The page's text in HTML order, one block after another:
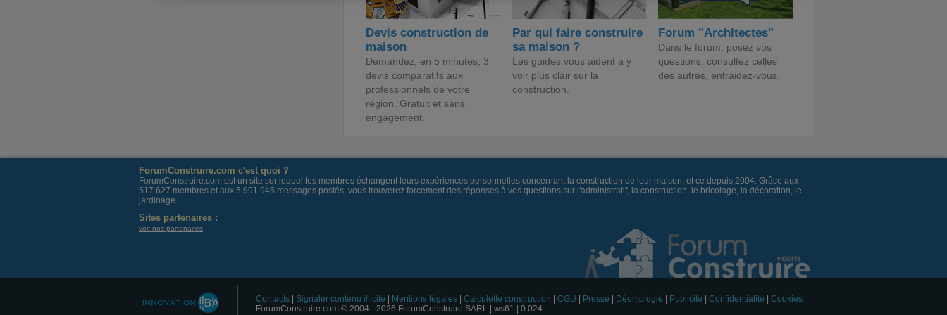
Devis construction de
maison
Demandez, en 5 minutes, 3
devis comparatifs aux
professionnels de votre
région. Gratuit et sans
engagement.
Par qui faire construire
sa maison ?
Les guides vous aident à y
voir plus clair sur la
construction.
Forum "Architectes"
Dans le forum, posez vos
questions, consultez celles
des autres, entraidez-vous.
ForumConstruire.com c'est quoi ?
ForumConstruire.com est un site sur lequel les membres échangent leurs expériences personnelles concernant la construction de leur maison, et ce depuis 2004. Grâce aux
517 627 membres et aux 5 991 945 messages postés, vous trouverez forcement des réponses à vos questions sur l'administratif, la construction, le bricolage, la décoration, le
jardinage ...
Sites partenaires :
voir nos partenaires
Contacts Signaler contenu illicite Mentions légales Calculette construction CGU Presse Déontologie Publicité Confidentialité
Cookies
ForumConstruire.com © 2004 - 2026 ForumConstruire SARL | ws61 | 0.024